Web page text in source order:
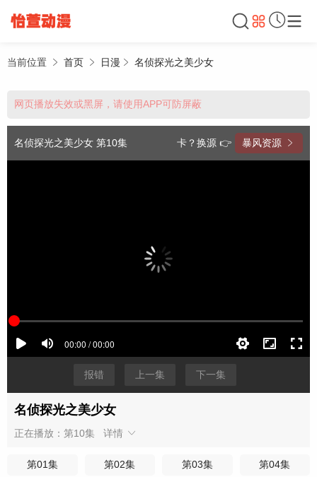
当前位置 首页 日漫 名侦探光之美少女
网页播放失效或黑屏，请使用APP可防屏蔽
名侦探光之美少女 第10集 卡？换源 👉 暴风资源
报错 上一集 下一集
名侦探光之美少女
正在播放：第10集 详情
第01集 第02集 第03集 第04集